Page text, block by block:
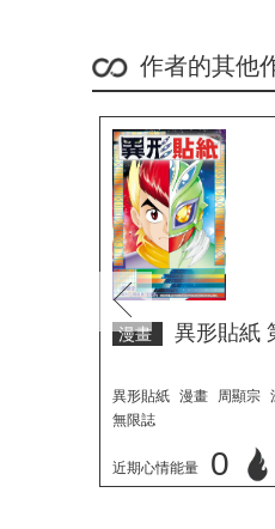
作者的其他
漫畫 異形貼紙
異形貼紙 漫畫 周顯宗
無限誌
近期心情能量 0
prev